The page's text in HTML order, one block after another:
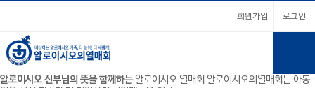
회원가입 로그인
알로이시오 신부님의 뜻을 함께하는 알로이시오 열매회 알로이시오의열매회는 아동